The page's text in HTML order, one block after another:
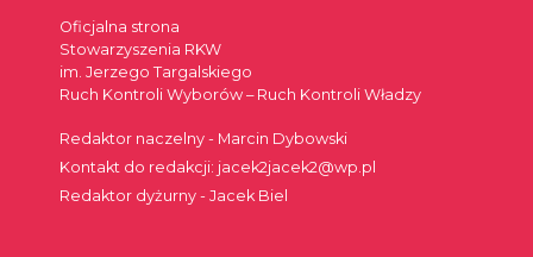
Oficjalna strona
Stowarzyszenia RKW
im. Jerzego Targalskiego
Ruch Kontroli Wyborów – Ruch Kontroli Władzy
Redaktor naczelny - Marcin Dybowski
Kontakt do redakcji: jacek2jacek2@wp.pl
Redaktor dyżurny - Jacek Biel